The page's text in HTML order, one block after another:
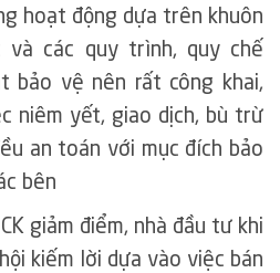
hoạt động dựa trên khuôn
và các quy trình, quy chế
bảo vệ nên rất công khai,
niêm yết, giao dịch, bù trừ
an toán với mục đích bảo
bên
giảm điểm, nhà đầu tư khi
kiếm lời dựa vào việc bán